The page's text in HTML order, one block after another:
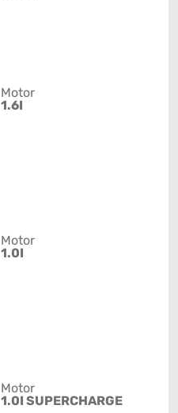
Motor
1.6I
Motor
1.0I
Motor
1.0I SUPERCHARGE